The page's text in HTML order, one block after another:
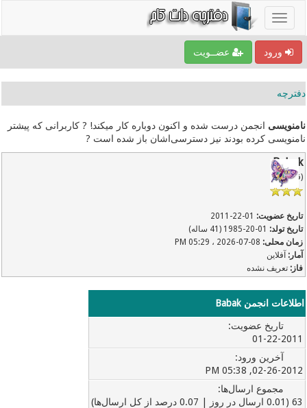
ورود عضــویت
دفترچه
نامنویسی انجمن درست شده و اکنون دوباره کار میکند! ? کاربرانی که پیشتر
نامنویسی کرده بودند نیز دسترسی‌اشان باز شده است ?
Babak
(قدیمی)
تاریخ عضویت: 01-22-2011
تاریخ تولد: 01-20-1985 (41 ساله)
زمان محلی: 08-07-2026 ، 05:29 PM
آمار: آفلاین
فاز: تعریف نشده
اطلاعات انجمن Babak
تاریخ عضویت:
01-22-2011
آخرین ورود:
02-26-2012, 05:38 PM
مجموع ارسال‌ها:
63 (0.01 ارسال در روز | 0.07 درصد از کل ارسال‌ها)